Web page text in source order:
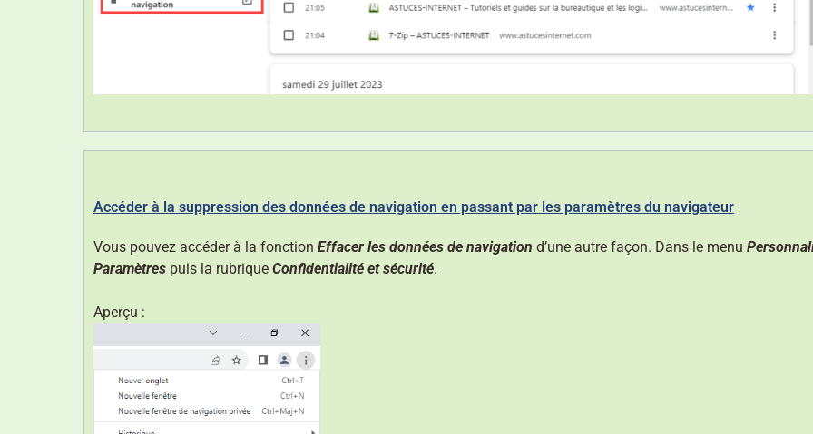
Accéder à la suppression des données de navigation en passant par les paramètres du navigateur
Vous pouvez accéder à la fonction Effacer les données de navigation d’une autre façon. Dans le menu
Paramètres puis la rubrique Confidentialité et sécurité.
Aperçu :